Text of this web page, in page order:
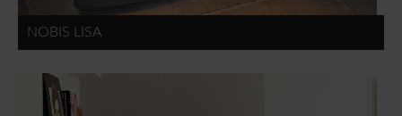
NOBIS LISA